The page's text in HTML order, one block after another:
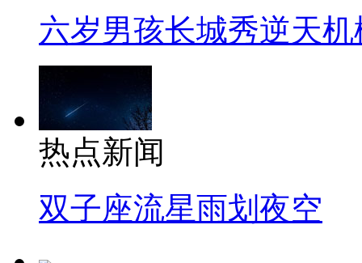
六岁男孩长城秀逆天机
热点新闻
双子座流星雨划夜空